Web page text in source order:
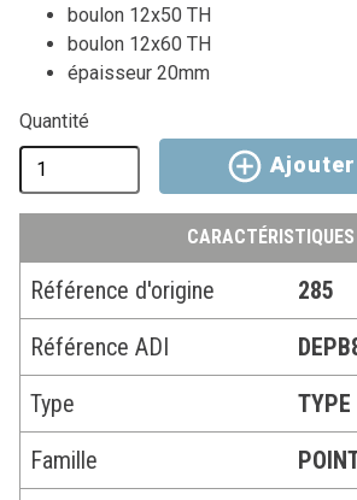
boulon 12x50 TH
boulon 12x60 TH
épaisseur 20mm
Quantité
CARACTÉRISTIQUES
Référence d'origine
285
Référence ADI
Type
TYPE
Famille